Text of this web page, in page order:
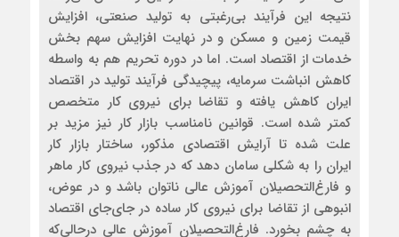
نتیجه این فرآیند بی‌رغبتی به تولید صنعتی، افزایش
قیمت زمین و مسکن و در نهایت افزایش سهم بخش
خدمات از اقتصاد است. اما در دوره تحریم هم به واسطه
کاهش انباشت سرمایه، پیچیدگی فرآیند تولید در اقتصاد
ایران کاهش یافته و تقاضا برای نیروی کار متخصص
کمتر شده است. قوانین نامناسب بازار کار نیز مزید بر
علت شده تا آرایش اقتصادی مذکور، ساختار بازار کار
ایران را به شکلی سامان ‌دهد که در جذب نیروی کار ماهر
و فارغ‌التحصیلان آموزش عالی ناتوان باشد و در عوض،
انبوهی از تقاضا برای نیروی کار ساده در جای‌جای اقتصاد
به چشم بخورد. فارغ‌التحصیلان آموزش عالی درحالی‌که